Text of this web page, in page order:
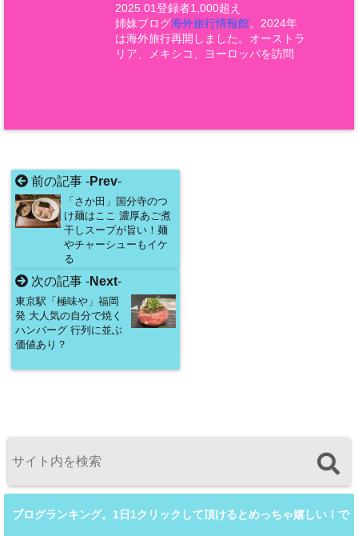
2025.01登録者1,000超え
姉妹ブログ海外旅行情報館。2024年
は海外旅行再開しました。オーストラ
リア、メキシコ、ヨーロッパを訪問
前の記事 -Prev-
「さか田」国分寺のつ
け麺はここ 濃厚あご煮
干しスープが旨い！麺
やチャーシューもイケ
る
次の記事 -Next-
東京駅「極味や」福岡
発 大人気の自分で焼く
ハンバーグ 行列に並ぶ
価値あり？
ブログランキング。1日1クリックして頂けるとめっちゃ嬉しい！で